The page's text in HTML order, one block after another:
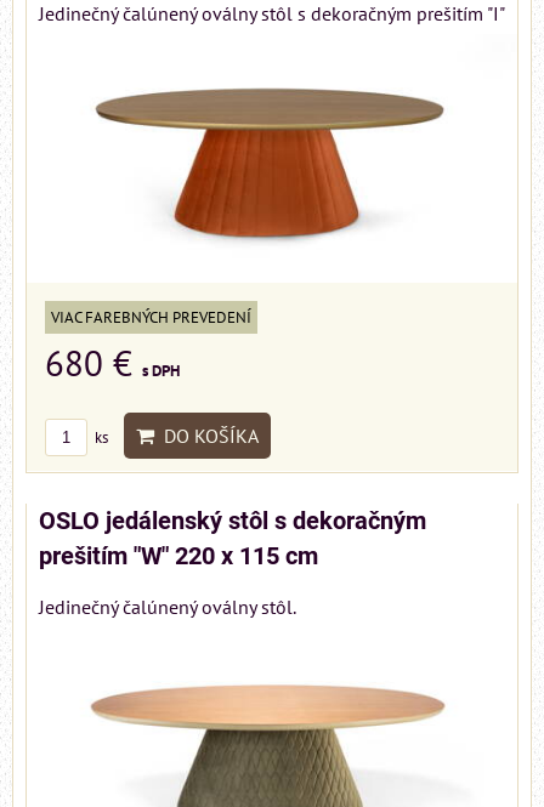
Jedinečný čalúnený oválny stôl s dekoračným prešitím "I"
VIAC FAREBNÝCH PREVEDENÍ
680 € s DPH
ks DO KOŠÍKA
OSLO jedálenský stôl s dekoračným
prešitím "W" 220 x 115 cm
Jedinečný čalúnený oválny stôl.